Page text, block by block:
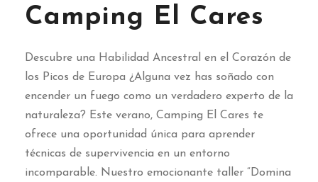
Camping El Cares
Descubre una Habilidad Ancestral en el Corazón de
los Picos de Europa ¿Alguna vez has soñado con
encender un fuego como un verdadero experto de la
naturaleza? Este verano, Camping El Cares te
ofrece una oportunidad única para aprender
técnicas de supervivencia en un entorno
incomparable. Nuestro emocionante taller “Domina